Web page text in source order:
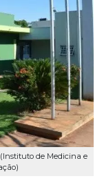
de Medicina e